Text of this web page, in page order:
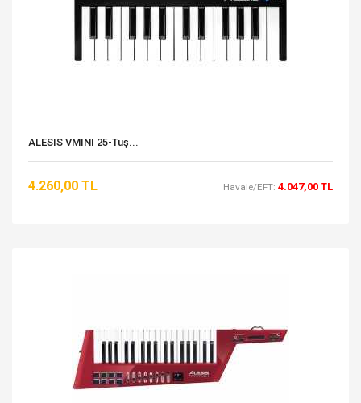
ALESIS VMINI 25-Tuş...
4.260,00 TL Havale/EFT: 4.047,00 TL